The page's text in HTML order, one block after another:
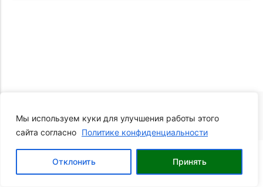
Мы используем куки для улучшения работы этого
сайта согласно Политике конфиденциальности
Отклонить Принять
кроме этого.
Главная Каталог
0
Профиль Позвонить